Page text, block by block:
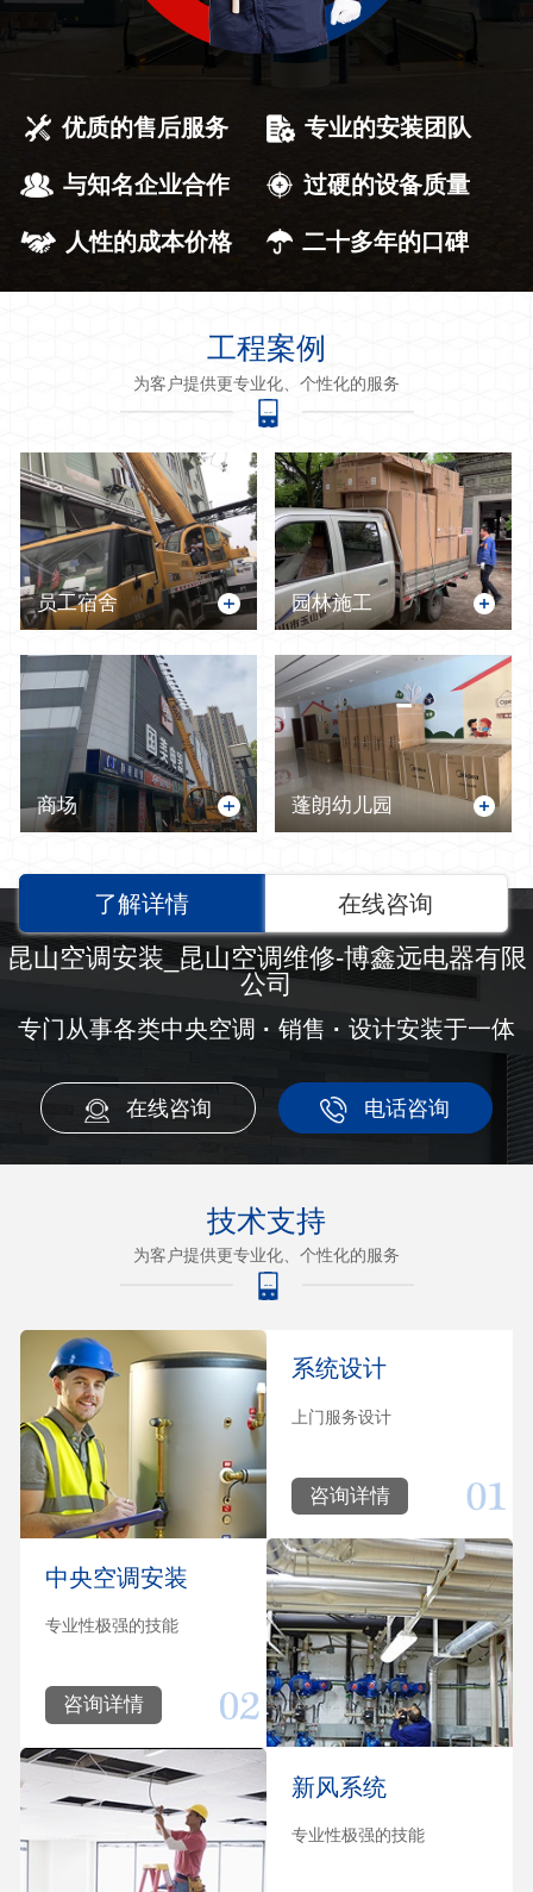
优质的售后服务 专业的安装团队
与知名企业合作 过硬的设备质量
人性的成本价格 二十多年的口碑
工程案例
为客户提供更专业化、个性化的服务
员工宿舍 园林施工
商场 蓬朗幼儿园
了解详情 在线咨询
昆山空调安装_昆山空调维修-博鑫远电器有限
公司
专门从事各类中央空调 · 销售 · 设计安装于一体
在线咨询 电话咨询
技术支持
为客户提供更专业化、个性化的服务
系统设计
上门服务设计
咨询详情
中央空调安装
专业性极强的技能
咨询详情
新风系统
专业性极强的技能